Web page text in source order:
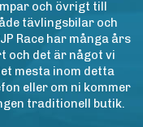
och övrigt till
tävlingsbilar och
Race har många års
och det är något vi
mesta inom detta
eller om ni kommer
traditionell butik.